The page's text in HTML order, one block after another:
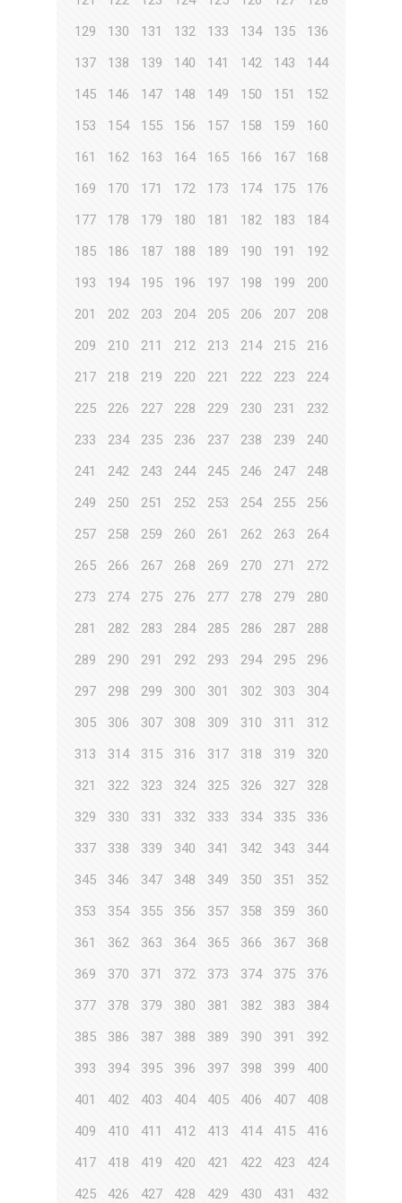
129
130 131 132 133 134 135
136
137
138 139 140 141 142 143
144
145
146 147 148 149 150 151
152
153
154 155 156 157 158 159
160
161
162 163 164 165 166 167
168
169
170 171 172 173 174 175
176
177
178 179 180 181 182 183
184
185
186 187 188 189 190 191
192
193
194 195 196 197 198 199
200
201
202 203 204 205 206 207
208
209
210 211 212 213 214 215
216
217
218 219 220 221 222 223
224
225
226 227 228 229 230 231
232
233
234 235 236 237 238 239
240
241
242 243 244 245 246 247
248
249
250 251 252 253 254 255
256
257
258 259 260 261 262 263
264
265
266 267 268 269 270 271
272
273
274 275 276 277 278 279
280
281
282 283 284 285 286 287
288
289
290 291 292 293 294 295
296
297
298 299 300 301 302 303
304
305
306 307 308 309 310 311
312
313
314 315 316 317 318 319
320
321
322 323 324 325 326 327
328
329
330 331 332 333 334 335
336
337
338 339 340 341 342 343
344
345
346 347 348 349 350 351
352
353
354 355 356 357 358 359
360
361
362 363 364 365 366 367
368
369
370 371 372 373 374 375
376
377
378 379 380 381 382 383
384
385
386 387 388 389 390 391
392
393
394 395 396 397 398 399
400
401
402 403 404 405 406 407
408
409
410 411 412 413 414 415
416
417
418 419 420 421 422 423
424
425
426 427 428 429 430 431
432